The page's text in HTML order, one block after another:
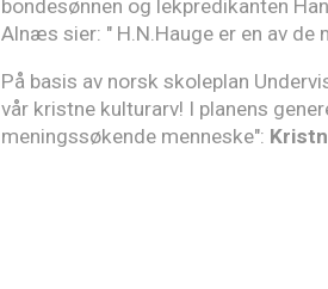
bondesønnen og lekpredikanten
Alnæs sier: " H.N.Hauge er en av
På basis av norsk skoleplan
vår kristne kulturarv! I planens
meningssøkende menneske":